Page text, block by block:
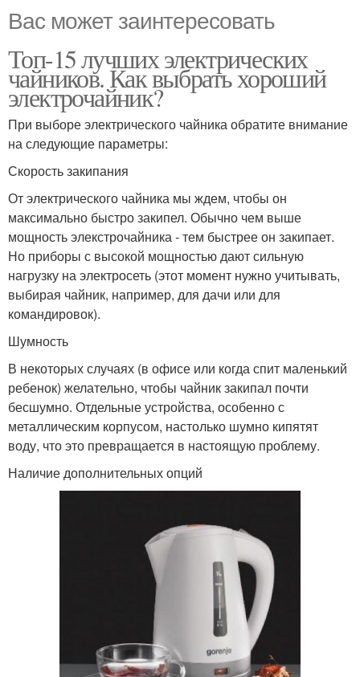
Вас может заинтересовать
Топ-15 лучших электрических
чайников. Как выбрать хороший
электрочайник?
При выборе электрического чайника обратите внимание
на следующие параметры:
Скорость закипания
От электрического чайника мы ждем, чтобы он
максимально быстро закипел. Обычно чем выше
мощность элекстрочайника - тем быстрее он закипает.
Но приборы с высокой мощностью дают сильную
нагрузку на электросеть (этот момент нужно учитывать,
выбирая чайник, например, для дачи или для
командировок).
Шумность
В некоторых случаях (в офисе или когда спит маленький
ребенок) желательно, чтобы чайник закипал почти
бесшумно. Отдельные устройства, особенно с
металлическим корпусом, настолько шумно кипятят
воду, что это превращается в настоящую проблему.
Наличие дополнительных опций